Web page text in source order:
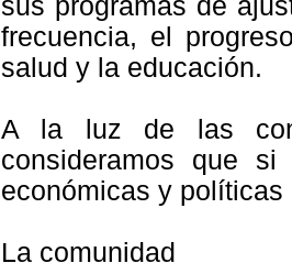
sus programas de
frecuencia, el
salud y la educación.
A la luz de las
consideramos que
económicas y
La comunidad